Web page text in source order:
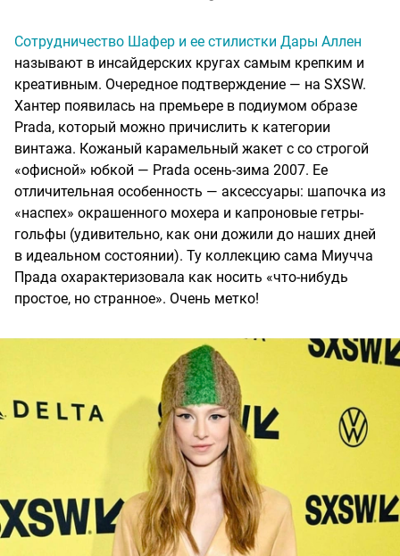
Сотрудничество Шафер и ее стилистки Дары Аллен
называют в инсайдерских кругах самым крепким и
креативным. Очередное подтверждение — на SXSW.
Хантер появилась на премьере в подиумом образе
Prada, который можно причислить к категории
винтажа. Кожаный карамельный жакет с со строгой
«офисной» юбкой — Prada осень-зима 2007. Ее
отличительная особенность — аксессуары: шапочка из
«наспех» окрашенного мохера и капроновые гетры-
гольфы (удивительно, как они дожили до наших дней
в идеальном состоянии). Ту коллекцию сама Миучча
Прада охарактеризовала как носить «что-нибудь
простое, но странное». Очень метко!